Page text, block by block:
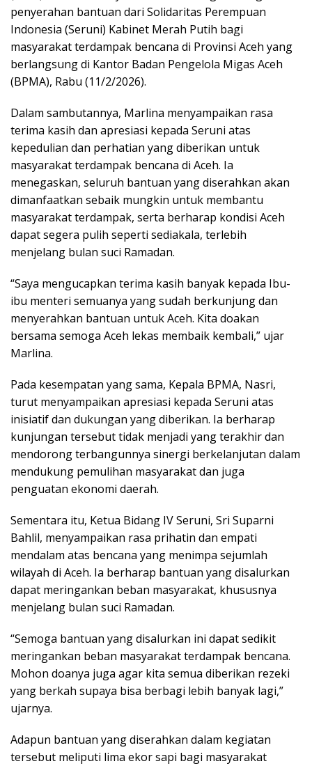
penyerahan bantuan dari Solidaritas Perempuan
Indonesia (Seruni) Kabinet Merah Putih bagi
masyarakat terdampak bencana di Provinsi Aceh yang
berlangsung di Kantor Badan Pengelola Migas Aceh
(BPMA), Rabu (11/2/2026).
Dalam sambutannya, Marlina menyampaikan rasa
terima kasih dan apresiasi kepada Seruni atas
kepedulian dan perhatian yang diberikan untuk
masyarakat terdampak bencana di Aceh. Ia
menegaskan, seluruh bantuan yang diserahkan akan
dimanfaatkan sebaik mungkin untuk membantu
masyarakat terdampak, serta berharap kondisi Aceh
dapat segera pulih seperti sediakala, terlebih
menjelang bulan suci Ramadan.
“Saya mengucapkan terima kasih banyak kepada Ibu-
ibu menteri semuanya yang sudah berkunjung dan
menyerahkan bantuan untuk Aceh. Kita doakan
bersama semoga Aceh lekas membaik kembali,” ujar
Marlina.
Pada kesempatan yang sama, Kepala BPMA, Nasri,
turut menyampaikan apresiasi kepada Seruni atas
inisiatif dan dukungan yang diberikan. Ia berharap
kunjungan tersebut tidak menjadi yang terakhir dan
mendorong terbangunnya sinergi berkelanjutan dalam
mendukung pemulihan masyarakat dan juga
penguatan ekonomi daerah.
Sementara itu, Ketua Bidang IV Seruni, Sri Suparni
Bahlil, menyampaikan rasa prihatin dan empati
mendalam atas bencana yang menimpa sejumlah
wilayah di Aceh. Ia berharap bantuan yang disalurkan
dapat meringankan beban masyarakat, khususnya
menjelang bulan suci Ramadan.
“Semoga bantuan yang disalurkan ini dapat sedikit
meringankan beban masyarakat terdampak bencana.
Mohon doanya juga agar kita semua diberikan rezeki
yang berkah supaya bisa berbagi lebih banyak lagi,”
ujarnya.
Adapun bantuan yang diserahkan dalam kegiatan
tersebut meliputi lima ekor sapi bagi masyarakat